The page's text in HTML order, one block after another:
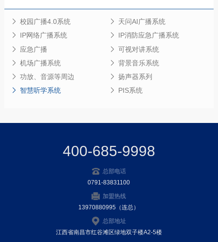
校园广播4.0系统
天问AI广播系统
IP网络广播系统
IP消防应急广播系统
应急广播
可视对讲系统
机场广播系统
背景音乐系统
功放、音源等周边
扬声器系列
智慧听学系统
PIS系统
400-685-9998
总部电话
0791-83831100
加盟热线
13970880995（连总）
总部地址
江西省南昌市红谷滩区绿地双子楼A2-5楼